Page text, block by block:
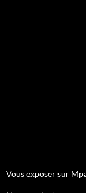
Vous exposer sur